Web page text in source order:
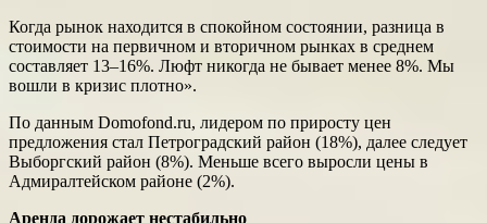
Когда рынок находится в спокойном состоянии, разница в
стоимости на первичном и вторичном рынках в среднем
составляет 13–16%. Люфт никогда не бывает менее 8%. Мы
вошли в кризис плотно».
По данным Domofond.ru, лидером по приросту цен
предложения стал Петроградский район (18%), далее следует
Выборгский район (8%). Меньше всего выросли цены в
Адмиралтейском районе (2%).
Аренда дорожает нестабильно